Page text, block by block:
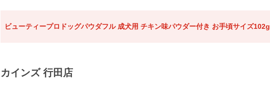
ビューティープロドッグパウダフル 成犬用 チキン味パウダー付き お手頃サイズ102g
カインズ 行田店